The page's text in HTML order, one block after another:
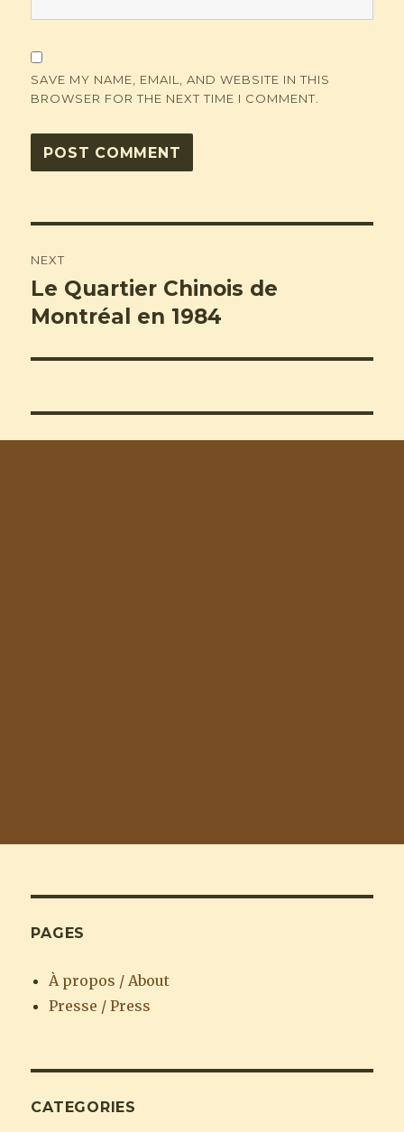
SAVE MY NAME, EMAIL, AND WEBSITE IN THIS
BROWSER FOR THE NEXT TIME I COMMENT.
navigation
NEXT
Next
post:
Le Quartier Chinois de
Montréal en 1984
PAGES
À propos / About
Presse / Press
CATEGORIES